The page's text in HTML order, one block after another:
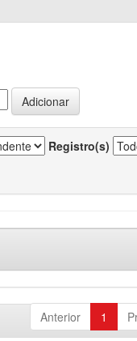
Registro(s)
Anterior 1